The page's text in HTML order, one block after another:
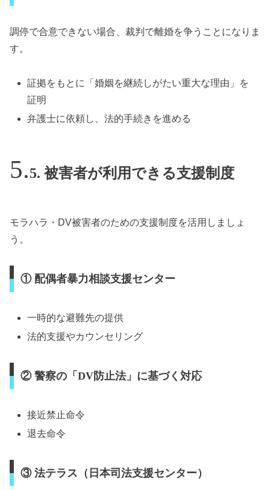
調停で合意できない場合、裁判で離婚を争うことになりま
す。
証拠をもとに「婚姻を継続しがたい重大な理由」を
証明
弁護士に依頼し、法的手続きを進める
5. 被害者が利用できる支援制度
モラハラ・DV被害者のための支援制度を活用しましょ
う。
① 配偶者暴力相談支援センター
一時的な避難先の提供
法的支援やカウンセリング
② 警察の「DV防止法」に基づく対応
接近禁止命令
退去命令
③ 法テラス（日本司法支援センター）